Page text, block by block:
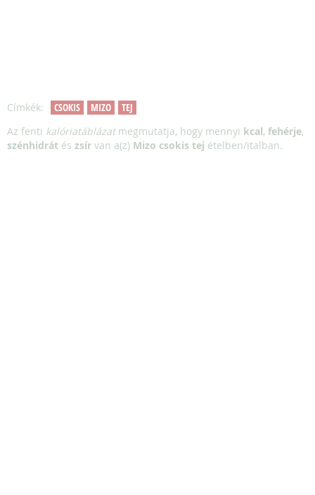
Címkék: CSOKIS MIZO
TEJ
Az fenti kalóriatáblázatmegmutatja, hogy mennyi kcal, fehérje,
szénhidrát és zsír van a(z) Mizo csokis tej ételben/italban.